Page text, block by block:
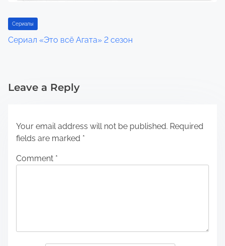
Сериалы
Сериал «Это всё Агата» 2 сезон
Leave a Reply
Your email address will not be published. Required
fields are marked *
Comment *